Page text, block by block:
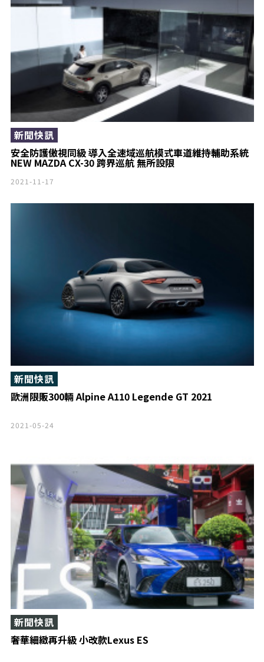
安全防護傲視同級 導入全速域巡航模式車道維持輔助系統
NEW MAZDA CX-30 跨界巡航 無所設限
新聞快訊
2021-11-17
歐洲限販300輛 Alpine A110 Legende GT 2021
新聞快訊
2021-05-24
奢華細緻再升級 小改款Lexus ES
新聞快訊